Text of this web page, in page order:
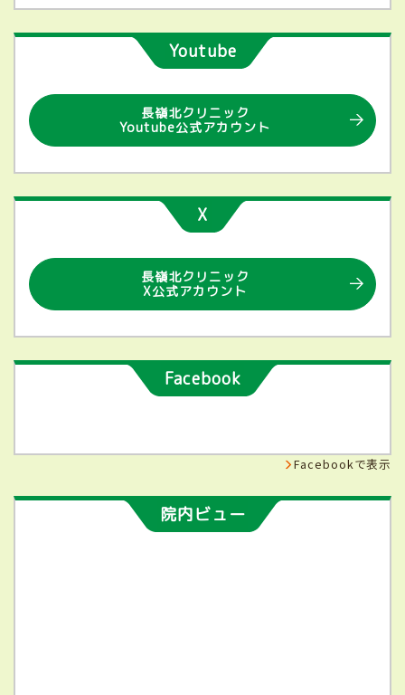
Youtube
長嶺北クリニック
Youtube公式アカウント
X
長嶺北クリニック
X公式アカウント
Facebook
Facebookで表示
院内ビュー